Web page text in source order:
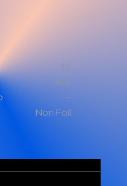
35
400
-
Non Foil